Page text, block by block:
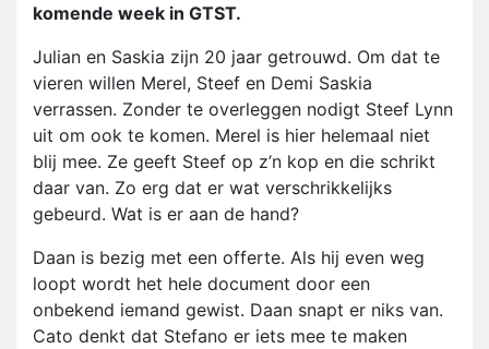
komende week in GTST.
Julian en Saskia zijn 20 jaar getrouwd. Om dat te
vieren willen Merel, Steef en Demi Saskia
verrassen. Zonder te overleggen nodigt Steef Lynn
uit om ook te komen. Merel is hier helemaal niet
blij mee. Ze geeft Steef op z’n kop en die schrikt
daar van. Zo erg dat er wat verschrikkelijks
gebeurd. Wat is er aan de hand?
Daan is bezig met een offerte. Als hij even weg
loopt wordt het hele document door een
onbekend iemand gewist. Daan snapt er niks van.
Cato denkt dat Stefano er iets mee te maken